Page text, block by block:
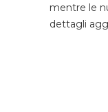
mentre le
dettagli